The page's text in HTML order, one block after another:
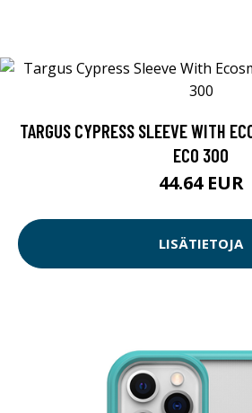
TARGUS CYPRESS SLEEVE WITH
ECO 300
44.64 EUR
LISÄTIETOJA